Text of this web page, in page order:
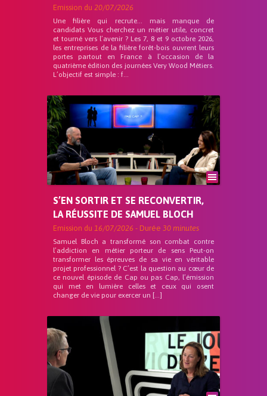
Emission du 20/07/2026
Une filière qui recrute… mais manque de
candidats Vous cherchez un métier utile, concret
et tourné vers l’avenir ? Les 7, 8 et 9 octobre 2026,
les entreprises de la filière forêt-bois ouvrent leurs
portes partout en France à l’occasion de la
quatrième édition des journées Very Wood Métiers.
L’objectif est simple : f...
S’EN SORTIR ET SE RECONVERTIR,
LA RÉUSSITE DE SAMUEL BLOCH
Emission du 16/07/2026 - Durée 30 minutes
Samuel Bloch a transformé son combat contre
l’addiction en métier porteur de sens Peut-on
transformer les épreuves de sa vie en véritable
projet professionnel ? C’est la question au cœur de
ce nouvel épisode de Cap ou pas Cap, l’émission
qui met en lumière celles et ceux qui osent
changer de vie pour exercer un […]